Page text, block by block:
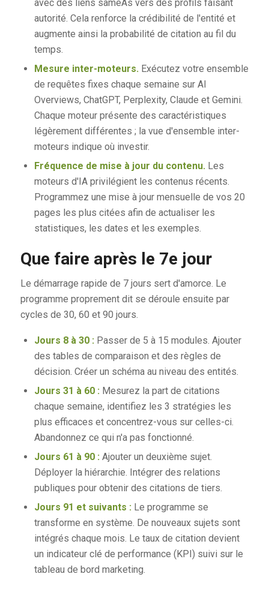
avec des liens sameAs vers des profils faisant
autorité. Cela renforce la crédibilité de l'entité et
augmente ainsi la probabilité de citation au fil du
temps.
Mesure inter-moteurs. Exécutez votre ensemble
de requêtes fixes chaque semaine sur AI
Overviews, ChatGPT, Perplexity, Claude et Gemini.
Chaque moteur présente des caractéristiques
légèrement différentes ; la vue d'ensemble inter-
moteurs indique où investir.
Fréquence de mise à jour du contenu. Les
moteurs d'IA privilégient les contenus récents.
Programmez une mise à jour mensuelle de vos 20
pages les plus citées afin de actualiser les
statistiques, les dates et les exemples.
Que faire après le 7e jour
Le démarrage rapide de 7 jours sert d'amorce. Le
programme proprement dit se déroule ensuite par
cycles de 30, 60 et 90 jours.
Jours 8 à 30 :Passer de 5 à 15 modules. Ajouter
des tables de comparaison et des règles de
décision. Créer un schéma au niveau des entités.
Jours 31 à 60 :Mesurez la part de citations
chaque semaine, identifiez les 3 stratégies les
plus efficaces et concentrez-vous sur celles-ci.
Abandonnez ce qui n'a pas fonctionné.
Jours 61 à 90 :Ajouter un deuxième sujet.
Déployer la hiérarchie. Intégrer des relations
publiques pour obtenir des citations de tiers.
Jours 91 et suivants :Le programme se
transforme en système. De nouveaux sujets sont
intégrés chaque mois. Le taux de citation devient
un indicateur clé de performance (KPI) suivi sur le
tableau de bord marketing.